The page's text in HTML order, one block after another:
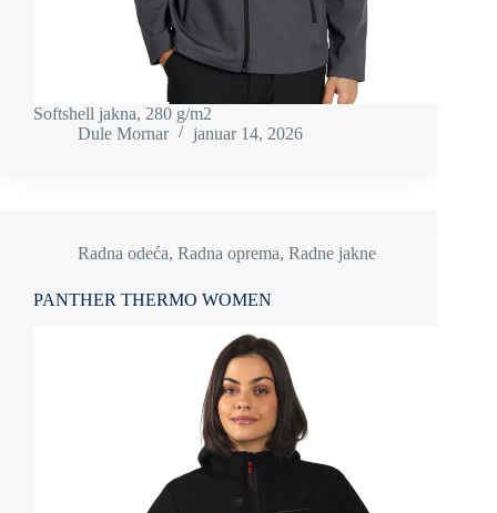
Softshell jakna, 280 g/m2
Dule Mornar
januar 14, 2026
Radna odeća, Radna oprema, Radne jakne
PANTHER THERMO WOMEN